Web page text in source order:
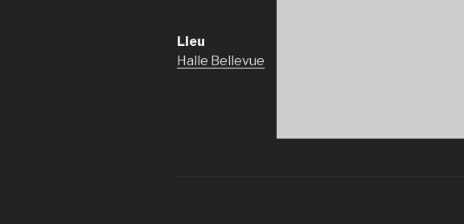
Lieu
Halle Bellevue